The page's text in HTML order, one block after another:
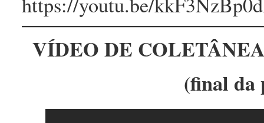
VÍDEO DE
(final da